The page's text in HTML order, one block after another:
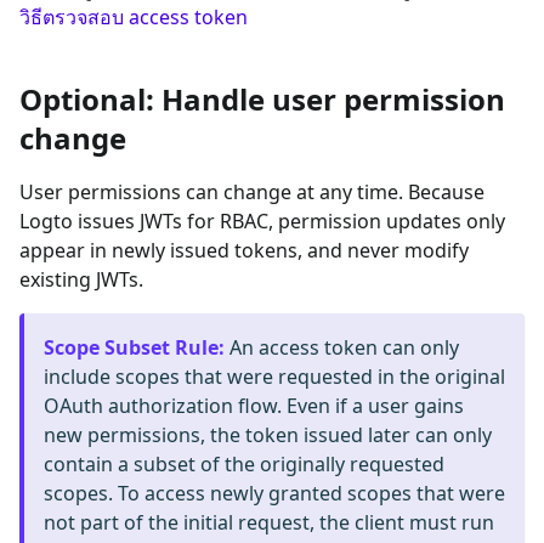
วิธีตรวจสอบ access token
Optional: Handle user permission
change
User permissions can change at any time. Because
Logto issues JWTs for RBAC, permission updates only
appear in newly issued tokens, and never modify
existing JWTs.
Scope Subset Rule: An access token can only
include scopes that were requested in the original
OAuth authorization flow. Even if a user gains
new permissions, the token issued later can only
contain a subset of the originally requested
scopes. To access newly granted scopes that were
not part of the initial request, the client must run